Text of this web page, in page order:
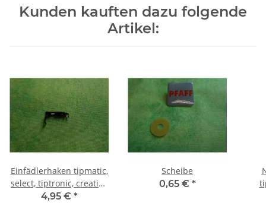
Kunden kauften dazu folgende
Artikel:
Einfädlerhaken tipmatic,
select, tiptronic, creative
1467, 260
4,95 € *
Scheibe
0,65 € *